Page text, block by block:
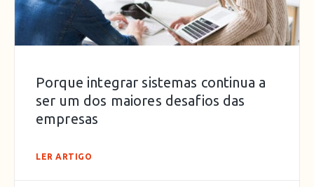
Porque integrar sistemas continua a
ser um dos maiores desafios das
empresas
LER ARTIGO